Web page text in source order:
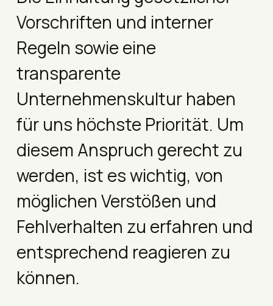
Vorschriften und interner
Regeln sowie eine
transparente
Unternehmenskultur haben
für uns höchste Priorität. Um
diesem Anspruch gerecht zu
werden, ist es wichtig, von
möglichen Verstößen und
Fehlverhalten zu erfahren und
entsprechend reagieren zu
können.